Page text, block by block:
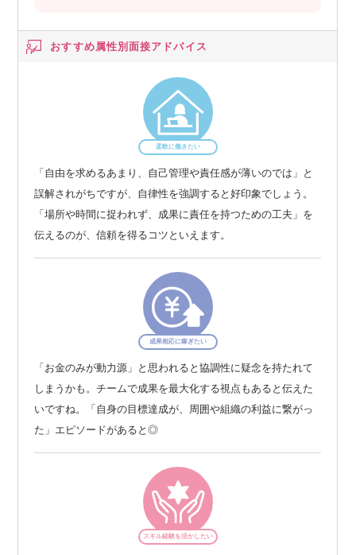
おすすめ属性別面接アドバイス
柔軟に働きたい
「自由を求めるあまり、自己管理や責任感が薄いのでは」と
誤解されがちですが、自律性を強調すると好印象でしょう。
「場所や時間に捉われず、成果に責任を持つための工夫」を
伝えるのが、信頼を得るコツといえます。
成果相応に稼ぎたい
「お金のみが動力源」と思われると協調性に疑念を持たれて
しまうかも。チームで成果を最大化する視点もあると伝えた
いですね。「自身の目標達成が、周囲や組織の利益に繋がっ
た」エピソードがあると◎
スキル経験を活かしたい